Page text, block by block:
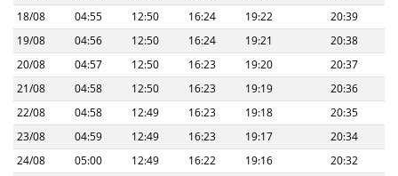
18/08
04:55 12:50 16:24 19:22
20:39
19/08
04:56 12:50 16:24 19:21
20:38
20/08
04:57 12:50 16:23 19:20
20:37
21/08
04:58 12:50 16:23 19:19
20:36
22/08
04:58 12:49 16:23 19:18
20:35
23/08
04:59 12:49 16:23 19:17
20:34
24/08
05:00 12:49 16:22 19:16
20:32